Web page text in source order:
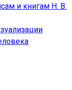
и книгам Н. В.